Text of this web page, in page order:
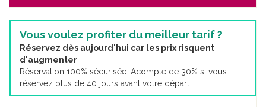
Vous voulez profiter du meilleur tarif ?
Réservez dès aujourd'hui car les prix risquent
d'augmenter
Réservation 100% sécurisée. Acompte de 30% si vous
réservez plus de 40 jours avant votre départ.